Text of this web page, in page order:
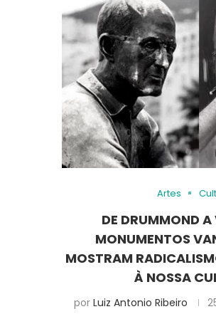
Artes
DE DRUMMOND A
MONUMENTOS
MOSTRAM
À NOSSA
por Luiz Antonio Ribeiro